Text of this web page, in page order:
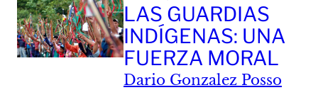
LAS GUARDIAS
INDÍGENAS: UNA
FUERZA MORAL
Dario Gonzalez Posso